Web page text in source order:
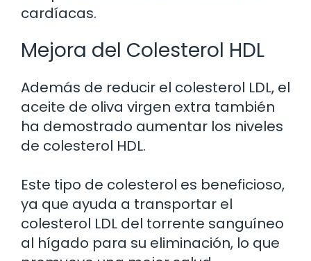
cardíacas.
Mejora del Colesterol HDL
Además de reducir el colesterol LDL, el
aceite de oliva virgen extra también
ha demostrado aumentar los niveles
de colesterol HDL.
Este tipo de colesterol es beneficioso,
ya que ayuda a transportar el
colesterol LDL del torrente sanguíneo
al hígado para su eliminación, lo que